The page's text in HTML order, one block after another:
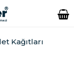
Kağıtları